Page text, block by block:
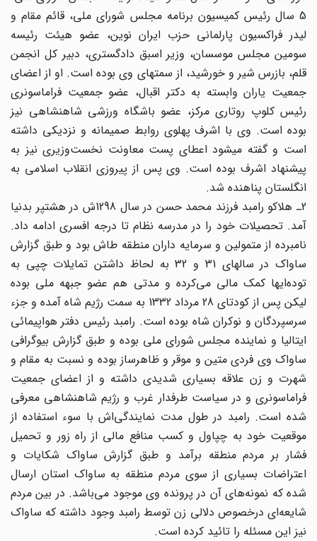
5 سال رئیس کمیسیون برنامه مجلس شوراى ملى، قائم مقام و
لیدر فراکسیون پارلمانى حزب ایران نوین، عضو هیئت رئیسه
سومین مجلس موسسان، وزیر اسبق دادگسترى، دبیر کل انجمن
قلم، بازرس شیر و خورشید، از سمتهاى وى بوده است. او از اعضاى
جمعیت یاران وابسته به دکتر اقبال، عضو جمعیت فراماسونرى
رئیس کلوپ روتارى مرکز، عضو باشگاه ورزشى شاهنشاهى نیز
بوده است. وى با اشرف پهلوى روابط صمیمانه و نزدیکى داشته
است و گفته میشود اعطاى پست معاونت نخست‌وزیرى نیز به
پیشنهاد اشرف بوده است. وى پس از پیروزى انقلاب اسلامى به
انگلستان پناهنده شد.
2ـ هلاکو رامبد فرزند محمد حسن در سال 1298ش در هشتپر بدنیا
آمد. تحصیلات خود را در مدرسه نظام تا درجه افسرى ادامه داد.
نامبرده از متمولین و سرمایه داران منطقه طاش بود و طبق گزارش
ساواک در سالهاى 31 و 32 به لحاظ داشتن تمایلات چپى به
توده‌ایها کمک مالى مى‌کرده و مدتى هم عضو جبهه ملى بوده
لیکن پس از کودتاى 28 مرداد 1332 به سمت رژیم شاه آمده و جزء
سرسپردگان و نوکران شاه بوده است. رامبد رئیس دفتر هواپیمائى
ایتالیا و نماینده مجلس شوراى ملى بوده و طبق گزارش بیوگرافى
ساواک وى فردى متین و موقر و ظاهرساز بوده و نسبت به مقام و
شهرت و زن علاقه بسیارى شدیدى داشته و از اعضاى جمعیت
فراماسونرى و در سیاست طرفدار غرب و رژیم شاهنشاهى معرفى
شده است. رامبد در طول مدت نمایندگى‌اش با سوء استفاده از
موقعیت خود به چپاول و کسب منافع مالى از راه زور و تحمیل
فشار بر مردم منطقه برآمد و طبق گزارش ساواک شکایات و
اعتراضات بسیارى از سوى مردم منطقه به ساواک استان ارسال
شده که نمونه‌هاى آن در پرونده وى موجود مى‌باشد. در بین مردم
شایعه‌اى درخصوص دلالى زن توسط رامبد وجود داشته که ساواک
نیز این مسئله را تائید کرده است.